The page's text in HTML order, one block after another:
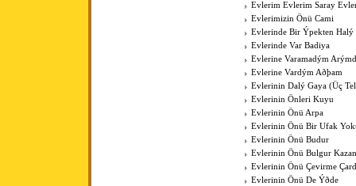
Evlerim Evlerim Saray
Evlerimizin Önü Cami
Evlerinde Bir Ýpekten Halý
Evlerinde Var Badiya
Evlerine Varamadým
Evlerine Vardým Aðþam
Evlerinin Dalý Gaya (Üç
Evlerinin Önleri Kuyu
Evlerinin Önü Arpa
Evlerinin Önü Bir Ufak
Evlerinin Önü Budur
Evlerinin Önü Bulgur
Evlerinin Önü Çevirme
Evlerinin Önü De Ýðde